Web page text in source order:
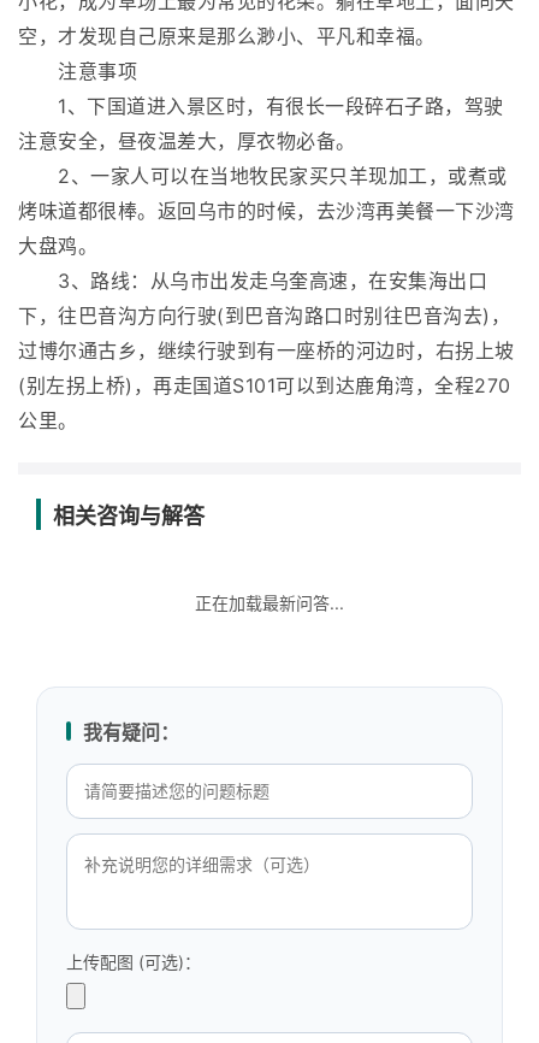
空，才发现自己原来是那么渺小、平凡和幸福。
注意事项
1、下国道进入景区时，有很长一段碎石子路，驾驶
注意安全，昼夜温差大，厚衣物必备。
2、一家人可以在当地牧民家买只羊现加工，或煮或
烤味道都很棒。返回乌市的时候，去沙湾再美餐一下沙湾
大盘鸡。
3、路线：从乌市出发走乌奎高速，在安集海出口
下，往巴音沟方向行驶(到巴音沟路口时别往巴音沟去)，
过博尔通古乡，继续行驶到有一座桥的河边时，右拐上坡
(别左拐上桥)，再走国道S101可以到达鹿角湾，全程270
公里。
相关咨询与解答
正在加载最新问答...
我有疑问：
上传配图 (可选)：